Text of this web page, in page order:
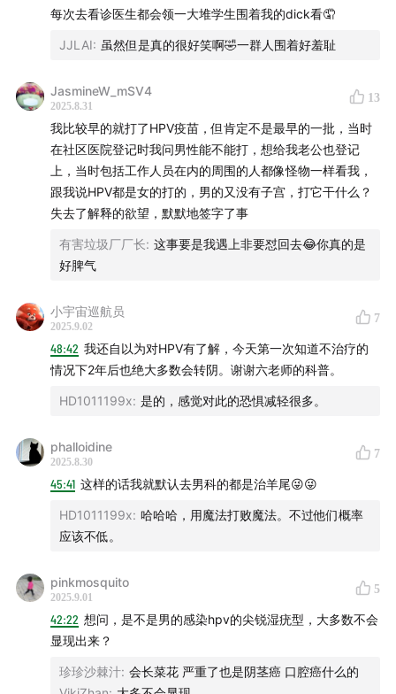
担心在两性关系中感染HPV，要怎么做？
1:33:42HPV疫苗真的能避免宫颈癌吗？
1:37:27 打HPV疫苗会月经不规律吗？会不孕不育吗？
1:44:31只要你听过HPV，就是巨大的进步
相关节目
面对糟糕的性观念，直接骂回去！ | Vol.137
对「别人子宫」指指点点的人，活该被「怼回去」 ！
Vol.142
制作团队
主播| 老六、猫力
后期| 猫力
收听渠道
小宇宙@当个事儿
每次去看诊医生都会领一大堆学生围着我的dick看🤦
JJLAI: 虽然但是真的很好笑啊🤣一群人围着好羞耻
JasmineW_mSV4
2025.8.31
13
我比较早的就打了HPV疫苗，但肯定不是最早的一批，当时
在社区医院登记时我问男性能不能打，想给我老公也登记
上，当时包括工作人员在内的周围的人都像怪物一样看我，
跟我说HPV都是女的打的，男的又没有子宫，打它干什么？
失去了解释的欲望，默默地签字了事
有害垃圾厂厂长: 这事要是我遇上非要怼回去😂你真的是
好脾气
小宇宙巡航员
2025.9.02
7
48:42 我还自以为对HPV有了解，今天第一次知道不治疗的
情况下2年后也绝大多数会转阴。谢谢六老师的科普。
HD1011199x: 是的，感觉对此的恐惧减轻很多。
phalloidine
2025.8.30
7
45:41 这样的话我就默认去男科的都是治羊尾😜😜
HD1011199x: 哈哈哈，用魔法打败魔法。不过他们概率
应该不低。
pinkmosquito
2025.9.01
5
42:22 想问，是不是男的感染hpv的尖锐湿疣型，大多数不会
显现出来？
珍珍沙棘汁: 会长菜花 严重了也是阴茎癌 口腔癌什么的